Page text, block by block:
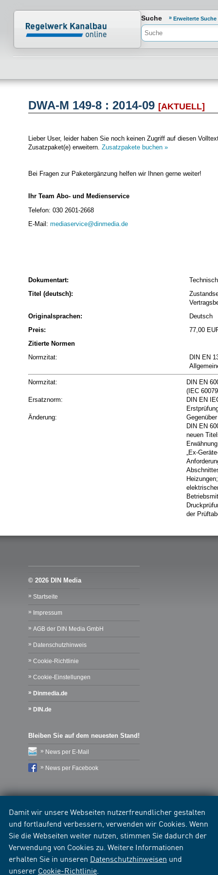
Damit wir unsere Webseiten nutzerfreundlicher gestalten
und fortlaufend verbessern, verwenden wir Cookies. Wenn
Sie die Webseiten weiter nutzen, stimmen Sie dadurch der
Verwendung von Cookies zu. Weitere Informationen
erhalten Sie in unseren Datenschutzhinweisen und
unserer Cookie-Richtlinie
Normenportal Barrierefreiheit
Suche Erweiterte Suche
DWA-M 149-8 : 2014-09 [AKTUELL]
Lieber User, leider haben Sie noch keinen Zugriff auf diesen
Zusatzpaket(e) erweitern. Zusatzpakete buchen »
Bei Fragen zur Paketergänzung helfen wir Ihnen gerne weiter!
Ihr Team Abo- und Medienservice
Telefon: 030 2601-2668
E-Mail: mediaservice@dinmedia.de
Dokumentart:
Titel (deutsch):
Originalsprachen:
Deutsch
Preis:
77,00
Zitierte Normen
Normzitat:
DIN EN
Normzitat:
DIN EN
(IEC
Ersatznorm:
DIN EN
Änderung:
DIN EN
neuen
„Ex-
der
© 2026 DIN Media
Startseite
Impressum
AGB der DIN Media GmbH
Datenschutzhinweis
Cookie-Richtlinie
Cookie-Einstellungen
Dinmedia.de
DIN.de
Bleiben Sie auf dem neuesten Stand!
News per E-Mail
News per Facebook